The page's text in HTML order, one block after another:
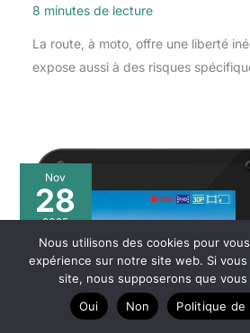
8 minutes de lecture
La route, à moto, offre une liberté
expose aussi à des risques
Nov
28
2025
Nous utilisons des cookies pour
expérience sur notre site web. Si
site, nous supposerons que
Oui
Non Politique